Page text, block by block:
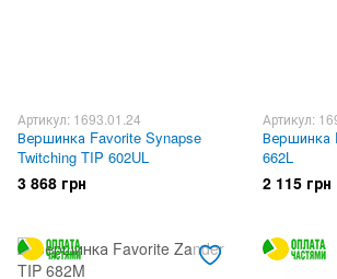
Артикул: 1693.01.24
Вершинка Favorite Synapse
Twitching TIP 602UL
3 868 грн
Артикул:
Вершинка
662L
2 115 грн